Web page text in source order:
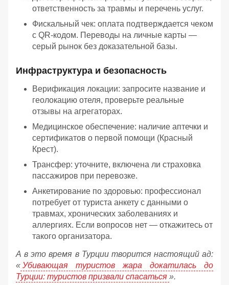
ответственность за травмы и перечень услуг.
Фискальный чек: оплата подтверждается чеком
с QR-кодом. Переводы на личные карты —
серый рынок без доказательной базы.
Инфраструктура и безопасность
Верификация локации: запросите название и
геолокацию отеля, проверьте реальные
отзывы на агрегаторах.
Медицинское обеспечение: наличие аптечки и
сертификатов о первой помощи (Красный
Крест).
Трансфер: уточните, включена ли страховка
пассажиров при перевозке.
Анкетирование по здоровью: профессионал
потребует от туриста анкету с данными о
травмах, хронических заболеваниях и
аллергиях. Если вопросов нет — откажитесь от
такого организатора.
А в это время в Турции творится настоящий ад:
« Убивающая туристов жара докатилась до
Турции: туристов призвали спасаться ».